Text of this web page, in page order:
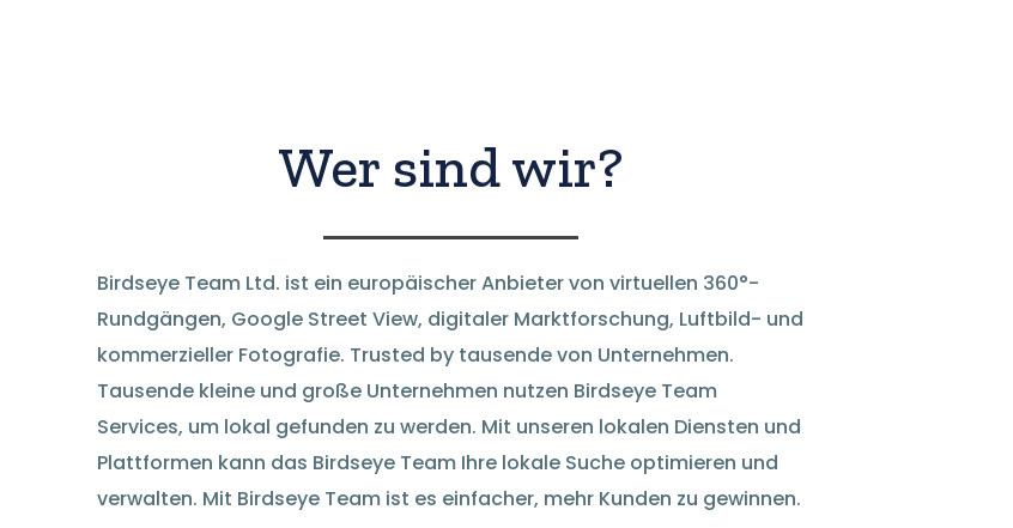
Wer sind wir?
Birdseye Team Ltd. ist ein europäischer Anbieter von virtuellen 360°-
Rundgängen, Google Street View, digitaler Marktforschung, Luftbild- und
kommerzieller Fotografie. Trusted by tausende von Unternehmen.
Tausende kleine und große Unternehmen nutzen Birdseye Team
Services, um lokal gefunden zu werden. Mit unseren lokalen Diensten und
Plattformen kann das Birdseye Team Ihre lokale Suche optimieren und
verwalten. Mit Birdseye Team ist es einfacher, mehr Kunden zu gewinnen.